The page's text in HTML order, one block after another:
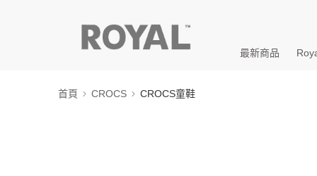
最新商品
首頁 CROCS CROCS童鞋